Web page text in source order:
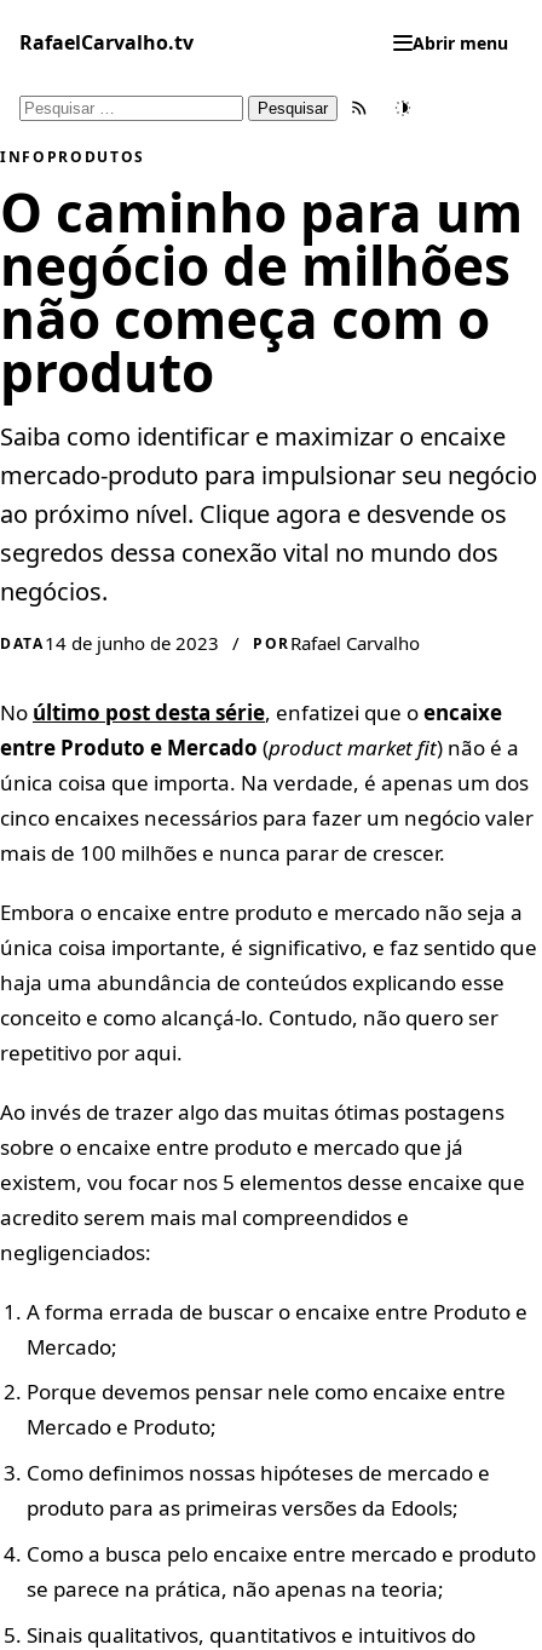
para
conteúdo
RafaelCarvalho.tv Abrir menu
Pesquisar
Feed RSSTema
INFOPRODUTOS
O caminho para um
negócio de milhões
não começa com o
produto
Saiba como identificar e maximizar o encaixe
mercado-produto para impulsionar seu negócio
ao próximo nível. Clique agora e desvende os
segredos dessa conexão vital no mundo dos
negócios.
DATA14 de junho de 2023 / PORRafael Carvalho
No último post desta série, enfatizei que oencaixe
entre Produto e Mercado (product market fit) não é a
única coisa que importa. Na verdade, é apenas um dos
cinco encaixes necessários para fazer um negócio valer
mais de 100 milhões e nunca parar de crescer.
Embora o encaixe entre produto e mercado não seja a
única coisa importante, é significativo, e faz sentido que
haja uma abundância de conteúdos explicando esse
conceito e como alcançá-lo. Contudo, não quero ser
repetitivo por aqui.
Ao invés de trazer algo das muitas ótimas postagens
sobre o encaixe entre produto e mercado que já
existem, vou focar nos 5 elementos desse encaixe que
acredito serem mais mal compreendidos e
negligenciados:
A forma errada de buscar o encaixe entre Produto e
Mercado;
Porque devemos pensar nele como encaixe entre
Mercado e Produto;
Como definimos nossas hipóteses de mercado e
produto para as primeiras versões da Edools;
Como a busca pelo encaixe entre mercado e produto
se parece na prática, não apenas na teoria;
Sinais qualitativos, quantitativos e intuitivos do